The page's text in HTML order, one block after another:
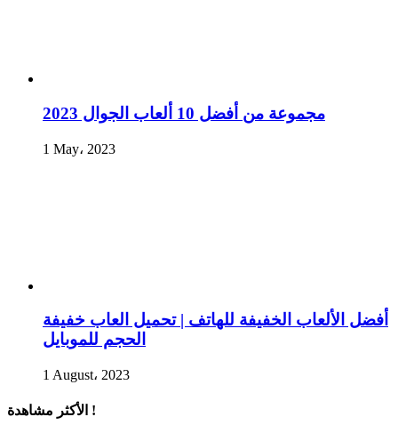
مجموعة من أفضل 10 ألعاب الجوال 2023
1 May، 2023
أفضل الألعاب الخفيفة للهاتف | تحميل العاب خفيفة
الحجم للموبايل
1 August، 2023
الأكثر مشاهدة !